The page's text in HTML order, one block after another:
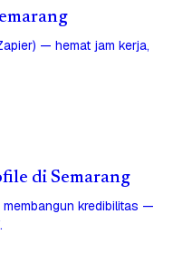
— hemat jam kerja,
di Semarang
kredibilitas —